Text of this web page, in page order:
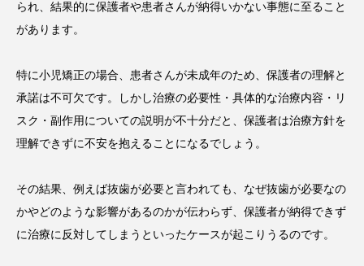
られ、結果的に保護者や患者さんが納得いかない事態に至ること
があります。
特に小児矯正の場合、患者さんが未成年のため、保護者の理解と
承諾は不可欠です。しかし治療の必要性・具体的な治療内容・リ
スク・副作用についての説明が不十分だと、保護者は治療方針を
理解できずに不安を抱えることになるでしょう。
その結果、例えば抜歯が必要と言われても、なぜ抜歯が必要なの
かやどのような影響があるのかが伝わらず、保護者が納得できず
に治療に反対してしまうといったケースが起こりうるのです。